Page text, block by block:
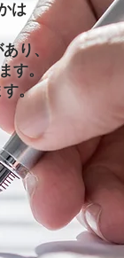
は
り、
す。
す。